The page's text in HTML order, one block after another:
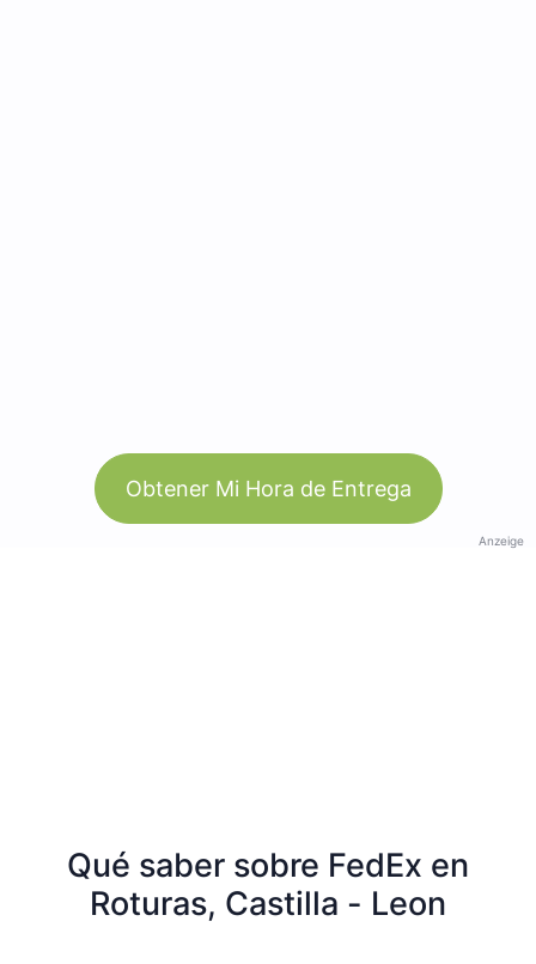
Obtener Mi Hora de Entrega
Anzeige
Qué saber sobre FedEx en
Roturas, Castilla - Leon